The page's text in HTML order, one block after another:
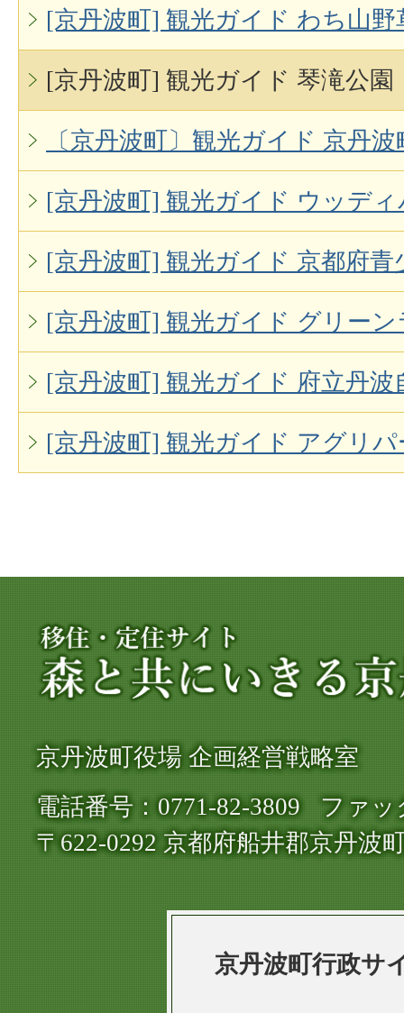
[京丹波町] 観光ガイド わち山野
[京丹波町] 観光ガイド 琴滝公園
〔京丹波町〕観光ガイド 京丹
[京丹波町] 観光ガイド ウッデ
[京丹波町] 観光ガイド 京都府青
[京丹波町] 観光ガイド グリー
[京丹波町] 観光ガイド 府立丹波
[京丹波町] 観光ガイド アグリパ
移
住・
住
サ
イ
ト
京丹波町役場 企画経営戦略室
電話番号：0771-82-3809
ファッ
〒622-0292 京都府船井郡京丹波
京丹波町行政サ